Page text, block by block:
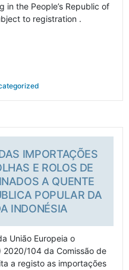
in the People’s Republic of
to registration .
IMPORTAÇÕES
E ROLOS DE
A QUENTE
POPULAR DA
INDONÉSIA
União Europeia o
2020/104 da Comissão de
a registo as importações